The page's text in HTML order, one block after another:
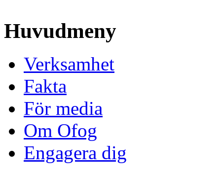
Huvudmeny
Verksamhet
Fakta
För media
Om Ofog
Engagera dig